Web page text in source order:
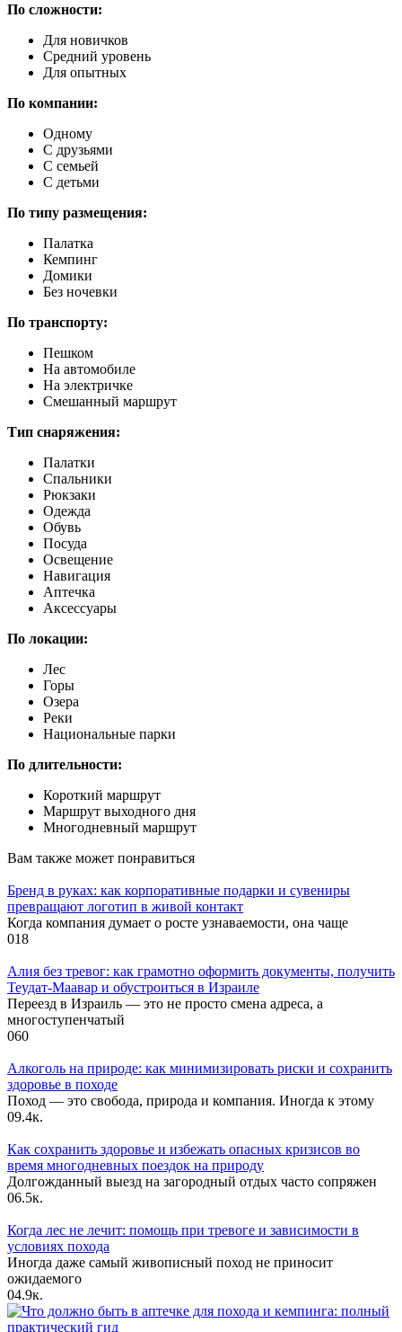
По сложности:
Для новичков
Средний уровень
Для опытных
По компании:
Одному
С друзьями
С семьей
С детьми
По типу размещения:
Палатка
Кемпинг
Домики
Без ночевки
По транспорту:
Пешком
На автомобиле
На электричке
Смешанный маршрут
Тип снаряжения:
Палатки
Спальники
Рюкзаки
Одежда
Обувь
Посуда
Освещение
Навигация
Аптечка
Аксессуары
По локации:
Лес
Горы
Озера
Реки
Национальные парки
По длительности:
Короткий маршрут
Маршрут выходного дня
Многодневный маршрут
Вам также может понравиться
Бренд в руках: как корпоративные подарки и сувениры
превращают логотип в живой контакт
Когда компания думает о росте узнаваемости, она чаще
018
Алия без тревог: как грамотно оформить документы, получить
Теудат-Маавар и обустроиться в Израиле
Переезд в Израиль — это не просто смена адреса, а
многоступенчатый
060
Алкоголь на природе: как минимизировать риски и сохранить
здоровье в походе
Поход — это свобода, природа и компания. Иногда к этому
09.4к.
Как сохранить здоровье и избежать опасных кризисов во
время многодневных поездок на природу
Долгожданный выезд на загородный отдых часто сопряжен
06.5к.
Когда лес не лечит: помощь при тревоге и зависимости в
условиях похода
Иногда даже самый живописный поход не приносит
ожидаемого
04.9к.